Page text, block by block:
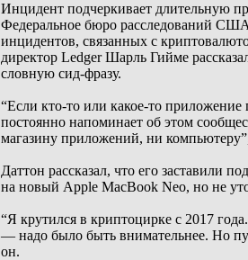
Инцидент подчеркивает длительную
Федеральное бюро расследований
инцидентов, связанных с
директор Ledger Шарль Гийме
словную сид-фразу.
“Если кто-то или какое-то приложение
постоянно напоминает об этом
магазину приложений, ни
Даттон рассказал, что его заставили
на новый Apple MacBook Neo, но не
“Я крутился в криптоцирке с 2017
— надо было быть внимательнее. Но
он.